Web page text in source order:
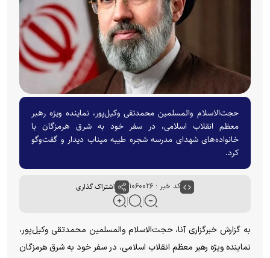
حجت‌الاسلام والمسلمین محمدتقی وکیل‌پور، نماینده ویژه رهبر
معظم انقلاب اسلامی، در سفر خود به شرق هرمزگان با
خانواده‌های شهدای مدرسه شجره طیبه میناب دیدار و گفت‌و‌گو
کرد.
کد خبر : ۱۰۶۰۰۲۶ اشتراک گذاری
به گزارش خبرگزاری آنا، حجت‌الاسلام والمسلمین محمدتقی وکیل‌پور،
نماینده ویژه رهبر معظم انقلاب اسلامی، در سفر خود به شرق هرمزگان